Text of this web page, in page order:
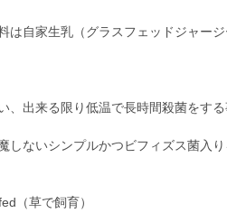
は自家生乳（グラスフェッドジャー
出来る限り低温で長時間殺菌をす
しないシンプルかつビフィズス菌入
（草で飼育）